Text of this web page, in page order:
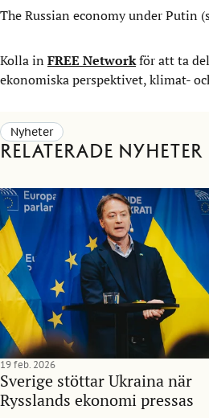
The Russian economy under Putin
Kolla in FREE Networkför att ta
ekonomiska perspektivet, klimat-
Nyheter
Relaterade nyheter
Sverige stöttar Ukraina när
Rysslands ekonomi pressas
19 feb. 2026